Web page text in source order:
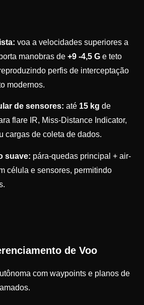
voa a velocidades superiores a
manobras de +9 -4,5 G e teto
perfis de interceptação
modernos.
de sensores: até 15 kg de
flare IR, Miss-Distance Indicator,
cargas de coleta de dados.
suave: pára-quedas principal + air-
célula e sensores, permitindo
de Voo
com waypoints e planos de